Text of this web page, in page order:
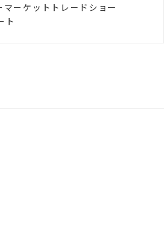
ーケットトレードショー
ト